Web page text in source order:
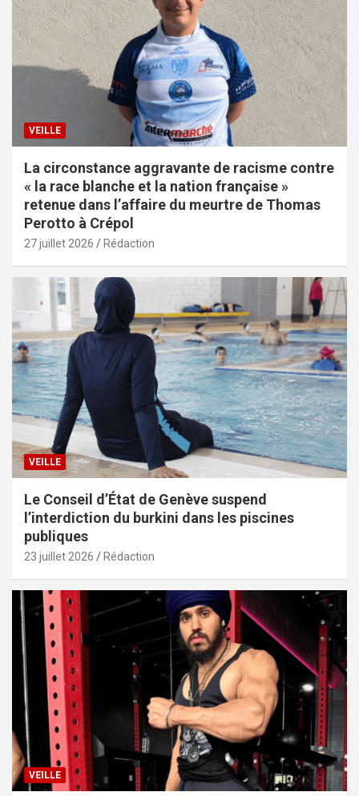
VEILLE
La circonstance aggravante de racisme contre
« la race blanche et la nation française »
retenue dans l’affaire du meurtre de Thomas
Perotto à Crépol
27 juillet 2026 Rédaction
VEILLE
Le Conseil d’État de Genève suspend
l’interdiction du burkini dans les piscines
publiques
23 juillet 2026 Rédaction
VEILLE